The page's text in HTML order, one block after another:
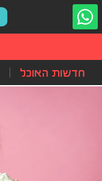
חדשות האוכל